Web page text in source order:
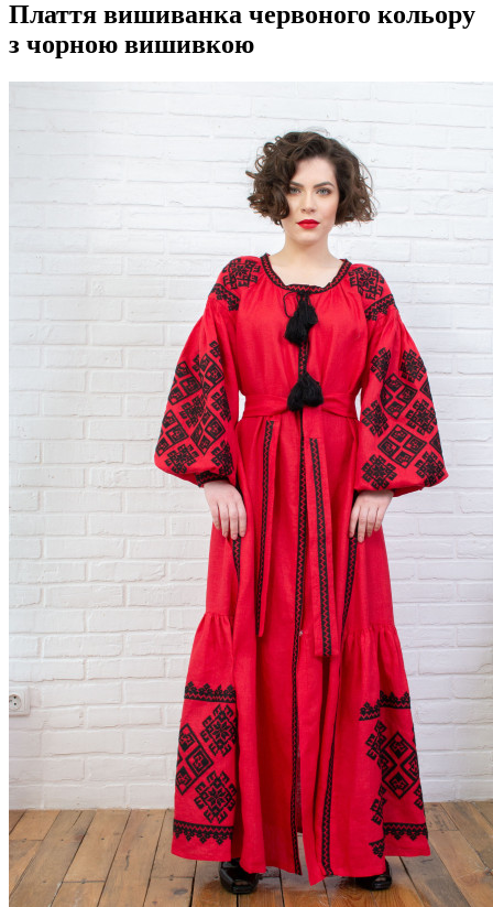
Плаття вишиванка червоного кольору
з чорною вишивкою